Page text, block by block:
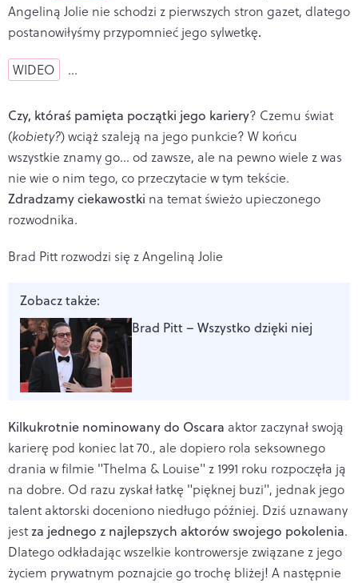
Angeliną Jolie nie schodzi z pierwszych stron gazet, dlatego
postanowiłyśmy przypomnieć jego sylwetkę.
WIDEO …
Czy, któraś pamięta początki jego kariery? Czemu świat
(kobiety?) wciąż szaleją na jego punkcie? W końcu
wszystkie znamy go... od zawsze, ale na pewno wiele z was
nie wie o nim tego, co przeczytacie w tym tekście.
Zdradzamy ciekawostki na temat świeżo upieczonego
rozwodnika.
Brad Pitt rozwodzi się z Angeliną Jolie
Zobacz także:
Brad Pitt – Wszystko dzięki niej
Kilkukrotnie nominowany do Oscara aktor zaczynał swoją
karierę pod koniec lat 70., ale dopiero rola seksownego
drania w filmie "Thelma & Louise" z 1991 roku rozpoczęła ją
na dobre. Od razu zyskał łatkę "pięknej buzi", jednak jego
talent aktorski doceniono niedługo później. Dziś uznawany
jestza jednego z najlepszych aktorów swojego pokolenia.
Dlatego odkładając wszelkie kontrowersje związane z jego
życiem prywatnym poznajcie go trochę bliżej! A następnie